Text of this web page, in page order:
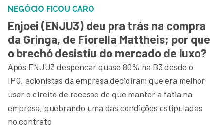
NEGÓCIO FICOU CARO
Enjoei (ENJU3) deu pra trás na compra
da Gringa, de Fiorella Mattheis; por que
o brechó desistiu do mercado de luxo?
Após ENJU3 despencar quase 80% na B3 desde o
IPO, acionistas da empresa decidiram que era melhor
usar o direito de recesso do que manter a fatia na
empresa, quebrando uma das condições estipuladas
no contrato